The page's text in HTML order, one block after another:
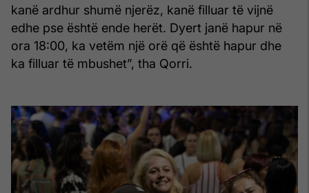
kanë ardhur shumë njerëz, kanë filluar të vijnë
edhe pse është ende herët. Dyert janë hapur në
ora 18:00, ka vetëm një orë që është hapur dhe
ka filluar të mbushet”, tha Qorri.